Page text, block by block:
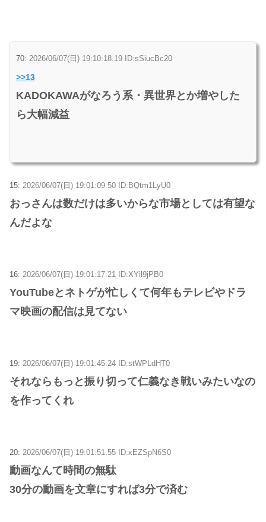
70: 2026/06/07(日) 19:10:18.19 ID:sSiucBc20
>>13
KADOKAWAがなろう系・異世界とか増やした
ら大幅減益
15: 2026/06/07(日) 19:01:09.50 ID:BQtm1LyU0
おっさんは数だけは多いからな市場としては有望な
んだよな
16: 2026/06/07(日) 19:01:17.21 ID:XYil9jPB0
YouTubeとネトゲが忙しくて何年もテレビやドラ
マ映画の配信は見てない
19: 2026/06/07(日) 19:01:45.24 ID:stWPLdHT0
それならもっと振り切って仁義なき戦いみたいなの
を作ってくれ
20: 2026/06/07(日) 19:01:51.55 ID:xEZSpN6S0
動画なんて時間の無駄
30分の動画を文章にすれば3分で済む